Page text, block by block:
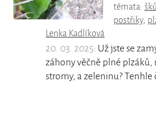
témata:
postřiky,
Lenka Kadlíková
20. 03. 2025: Už jste se
záhony věčně plné plzáků,
stromy, a zeleninu? Tenhle